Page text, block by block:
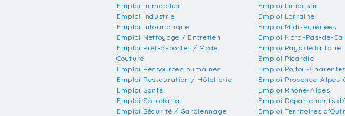
Emploi Immobilier
Emploi Industrie
Emploi Informatique
Emploi Nettoyage / Entretien
Emploi Prêt-à-porter / Mode,
Couture
Emploi Ressources humaines
Emploi Restauration / Hôtellerie
Emploi Santé
Emploi Secrétariat
Emploi Sécurité / Gardiennage
Emploi Limousin
Emploi Lorraine
Emploi Midi-Pyrénées
Emploi Nord-Pas-de-
Emploi Pays de la Loire
Emploi Picardie
Emploi Poitou-Charentes
Emploi Provence-
Emploi Rhône-Alpes
Emploi Départements
Emploi Territoires